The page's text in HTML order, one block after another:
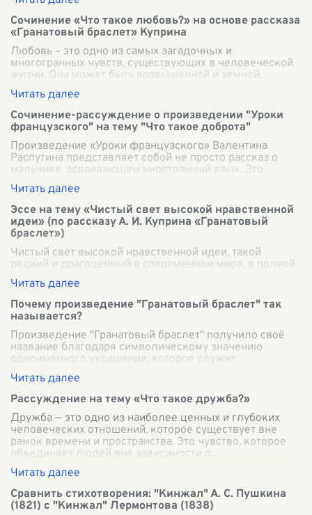
Сочинение «Что такое любовь?» на основе рассказа
«Гранатовый браслет» Куприна
Любовь – это одно из самых загадочных и
многогранных чувств, существующих в человеческой
жизни. Она может быть возвышенной и земной,
радостной и трагической, эгоистичной и самоотве
Сочинение-рассуждение о произведении "Уроки
французского" на тему "Что такое доброта"
Произведение «Уроки французского» Валентина
Распутина представляет собой не просто рассказ о
мальчике, осваивающем иностранный язык. Это
глубокое повествование, пронизанное темой д
Эссе на тему «Чистый свет высокой нравственной
идеи» (по рассказу А. И. Куприна «Гранатовый
браслет»)
Чистый свет высокой нравственной идеи, такой
редкий и драгоценный в современном мире, в полной
мере воплотился в рассказе Александра Ивановича
Куприна «Гранатовый браслет». Централ
Почему произведение "Гранатовый браслет" так
называется?
Произведение "Гранатовый браслет" получило своё
название благодаря символическому значению
одноимённого украшения, которое служит
центральным элементом сюжета и обладает глубоким
с...
Рассуждение на тему «Что такое дружба?»
Дружба — это одно из наиболее ценных и глубоких
человеческих отношений, которое существует вне
рамок времени и пространства. Это чувство, которое
объединяет людей вне зависимости о
Сравнить стихотворения: "Кинжал" А. С. Пушкина
(1821) с "Кинжал" Лермонтова (1838)